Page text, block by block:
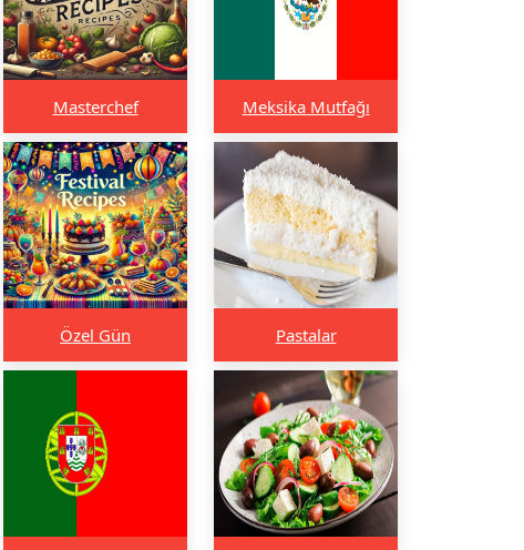
Masterchef Meksika Mutfağı
Özel Gün Pastalar